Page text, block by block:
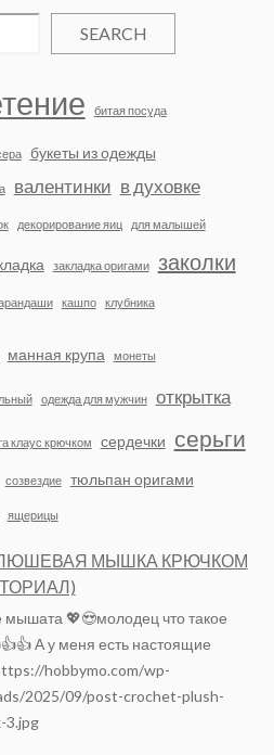
SEARCH
битая посуда
букеты из одежды
валентинки в духовке
декорирование яиц для малышей
закладка оригами заколки
кашпо клубника
манная крупа монеты
одежда для мужчин
открытка
клаус крючком сердечки серьги
созвездие тюльпан оригами
ящерицы
МЫШКА КРЮЧКОМ
💖😍молодец что такое
А у меня есть настоящие
hobbymo.com/wp-
2025/09/post-crochet-plush-
3.jpg